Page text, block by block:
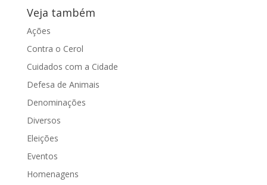
Veja também
Ações
Contra o Cerol
Cuidados com a Cidade
Defesa de Animais
Denominações
Diversos
Eleições
Eventos
Homenagens